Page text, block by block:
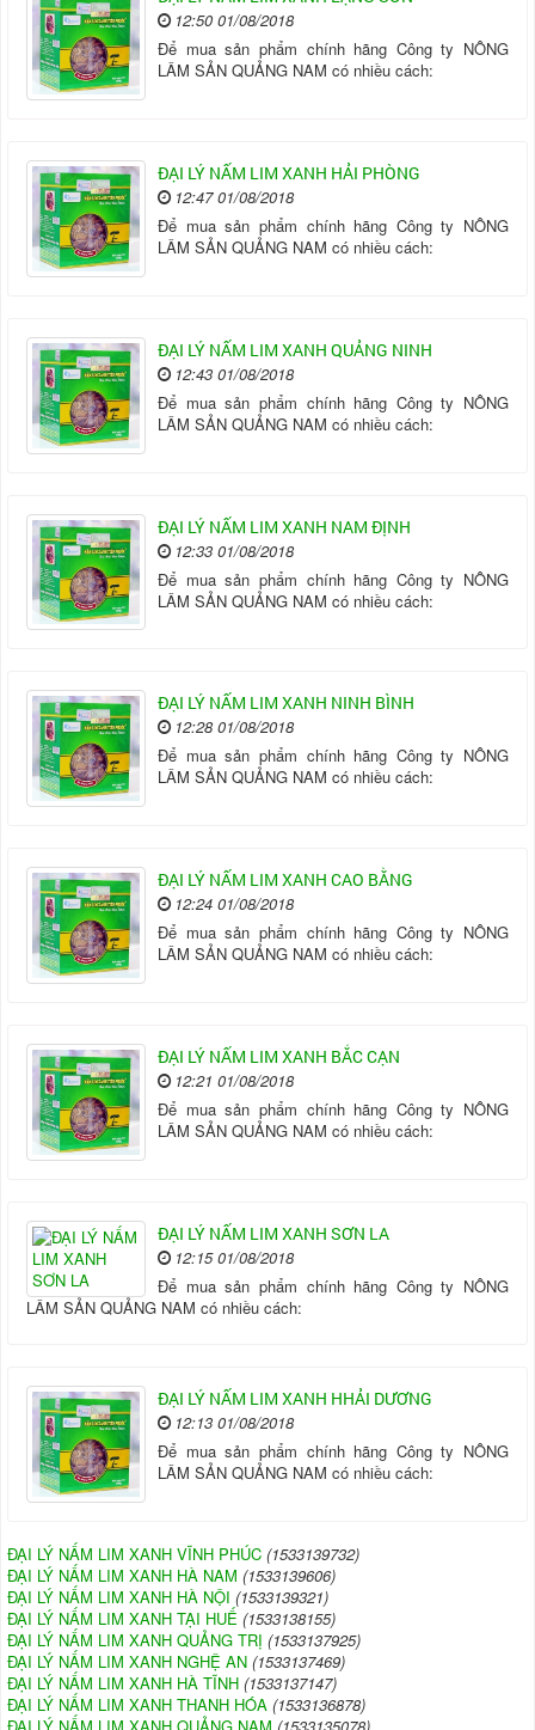
12:50 01/08/2018
Để mua sản phẩm chính hãng Công ty NÔNG
LÂM SẢN QUẢNG NAM có nhiều cách:
ĐẠI LÝ NẤM LIM XANH HẢI PHÒNG
12:47 01/08/2018
Để mua sản phẩm chính hãng Công ty NÔNG
LÂM SẢN QUẢNG NAM có nhiều cách:
ĐẠI LÝ NẤM LIM XANH QUẢNG NINH
12:43 01/08/2018
Để mua sản phẩm chính hãng Công ty NÔNG
LÂM SẢN QUẢNG NAM có nhiều cách:
ĐẠI LÝ NẤM LIM XANH NAM ĐỊNH
12:33 01/08/2018
Để mua sản phẩm chính hãng Công ty NÔNG
LÂM SẢN QUẢNG NAM có nhiều cách:
ĐẠI LÝ NẤM LIM XANH NINH BÌNH
12:28 01/08/2018
Để mua sản phẩm chính hãng Công ty NÔNG
LÂM SẢN QUẢNG NAM có nhiều cách:
ĐẠI LÝ NẤM LIM XANH CAO BẰNG
12:24 01/08/2018
Để mua sản phẩm chính hãng Công ty NÔNG
LÂM SẢN QUẢNG NAM có nhiều cách:
ĐẠI LÝ NẤM LIM XANH BẮC CẠN
12:21 01/08/2018
Để mua sản phẩm chính hãng Công ty NÔNG
LÂM SẢN QUẢNG NAM có nhiều cách:
ĐẠI LÝ NẤM LIM XANH SƠN LA
12:15 01/08/2018
Để mua sản phẩm chính hãng Công ty NÔNG
LÂM SẢN QUẢNG NAM có nhiều cách:
ĐẠI LÝ NẤM LIM XANH HHẢI DƯƠNG
12:13 01/08/2018
Để mua sản phẩm chính hãng Công ty NÔNG
LÂM SẢN QUẢNG NAM có nhiều cách:
ĐẠI LÝ NẤM LIM XANH VĨNH PHÚC (1533139732)
ĐẠI LÝ NẤM LIM XANH HÀ NAM (1533139606)
ĐẠI LÝ NẤM LIM XANH HÀ NỘI (1533139321)
ĐẠI LÝ NẤM LIM XANH TẠI HUẾ (1533138155)
ĐẠI LÝ NẤM LIM XANH QUẢNG TRỊ (1533137925)
ĐẠI LÝ NẤM LIM XANH NGHỆ AN (1533137469)
ĐẠI LÝ NẤM LIM XANH HÀ TĨNH (1533137147)
ĐẠI LÝ NẤM LIM XANH THANH HÓA (1533136878)